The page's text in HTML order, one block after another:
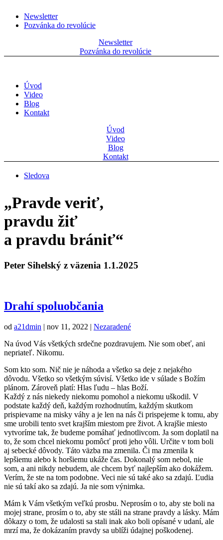
Newsletter
Pozvánka do revolúcie
Newsletter
Pozvánka do revolúcie
Úvod
Video
Blog
Kontakt
Úvod
Video
Blog
Kontakt
Sledova
„Pravde veriť,
pravdu žiť
a pravdu brániť“
Peter Sihelský z väzenia 1.1.2025
Drahí spoluobčania
od a21dmin | nov 11, 2022 | Nezaradené
Na úvod Vás všetkých srdečne pozdravujem. Nie som obeť, ani
nepriateľ. Nikomu.
Som kto som. Nič nie je náhoda a všetko sa deje z nejakého
dôvodu. Všetko so všetkým súvisí. Všetko ide v súlade s Božím
plánom. Zároveň platí: Hlas ľudu – hlas Boží.
Každý z nás niekedy niekomu pomohol a niekomu uškodil. V
podstate každý deň, každým rozhodnutím, každým skutkom
prispievame na misky váhy a je len na nás či prispejeme k tomu, aby
sme urobili tento svet krajším miestom pre život. A krajšie miesto
vytvoríme tak, že budeme pomáhať jednotlivcom. Ja som doplatil na
to, že som chcel niekomu pomôcť proti jeho vôli. Určite v tom boli
aj sebecké dôvody. Táto väzba ma zmenila. Či ma zmenila k
lepšiemu alebo k horšiemu ukáže čas. Dokonalý som nebol, nie
som, a ani nikdy nebudem, ale chcem byť najlepším ako dokážem.
Verím, že ste na tom podobne. Veci nie sú také ako sa zdajú. Ľudia
nie sú takí ako sa zdajú. Ja nie som výnimka.
Mám k Vám všetkým veľkú prosbu. Neprosím o to, aby ste boli na
mojej strane, prosím o to, aby ste stáli na strane pravdy a lásky. Mám
dôkazy o tom, že udalosti sa stali inak ako boli opísané v udaní, ale
mrzí ma, že dokázaním pravdy sa ublíži údajnej poškodenej.